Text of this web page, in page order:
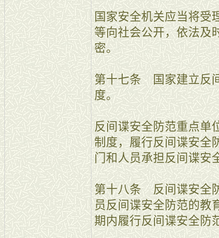
国家安全机关应当将受
等向社会公开，依法及
密。
第十七条 国家建立反
度。
反间谍安全防范重点单
制度，履行反间谍安全
门和人员承担反间谍安
第十八条 反间谍安全
员反间谍安全防范的教
期内履行反间谍安全防